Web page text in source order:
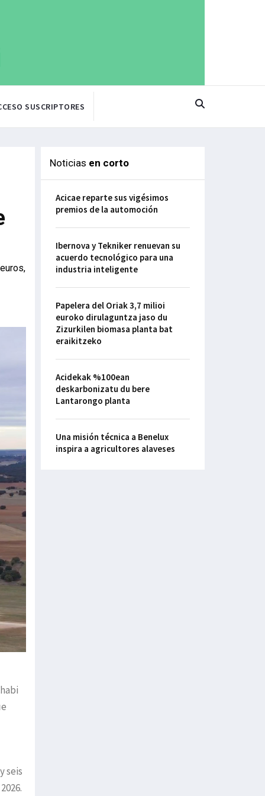
SUSCRIPTORES
seis
Noticias en corto
Acicae reparte sus vigésimos
premios de la automoción
Ibernova y Tekniker renuevan su
acuerdo tecnológico para una
industria inteligente
Papelera del Oriak 3,7 milioi
euroko dirulaguntza jaso du
Zizurkilen biomasa planta bat
eraikitzeko
Acidekak %100ean
deskarbonizatu du bere
Lantarongo planta
Una misión técnica a Benelux
inspira a agricultores alaveses